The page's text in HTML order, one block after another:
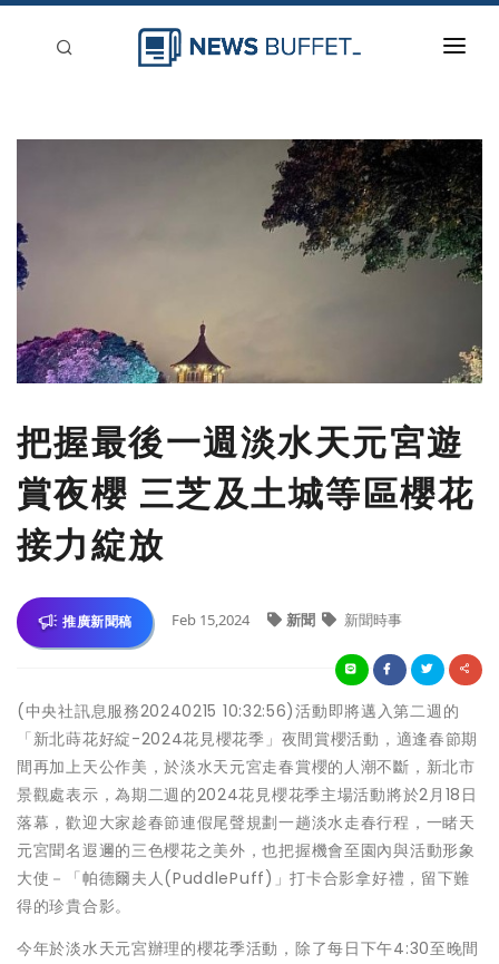
把握最後一週淡水天元宮遊
賞夜櫻 三芝及土城等區櫻花
接力綻放
推廣新聞稿 Feb 15,2024 新聞 新聞時事
(中央社訊息服務20240215 10:32:56)活動即將邁入第二週的
「新北蒔花好綻-2024花見櫻花季」夜間賞櫻活動，適逢春節期
間再加上天公作美，於淡水天元宮走春賞櫻的人潮不斷，新北市
景觀處表示，為期二週的2024花見櫻花季主場活動將於2月18日
落幕，歡迎大家趁春節連假尾聲規劃一趟淡水走春行程，一睹天
元宮聞名遐邇的三色櫻花之美外，也把握機會至園內與活動形象
大使－「帕德爾夫人(PuddlePuff)」打卡合影拿好禮，留下難
得的珍貴合影。
今年於淡水天元宮辦理的櫻花季活動，除了每日下午4:30至晚間